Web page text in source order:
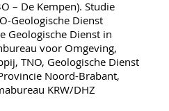
– De Kempen). Studie
Geologische Dienst
Geologische Dienst in
voor Omgeving,
TNO, Geologische Dienst
Noord-Brabant,
KRW/DHZ